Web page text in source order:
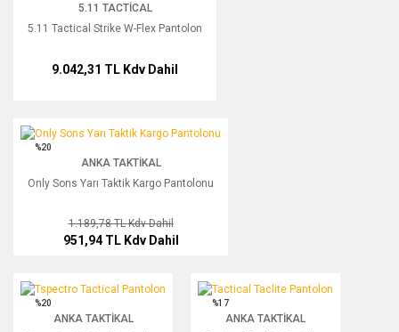
Yorum Yaz
5.11 TACTICAL
5.11 Tactical Strike W-Flex Pantolon
9.042,31 TL Kdv Dahil
Only Sons Yarı Taktik Kargo Pantolonu
%20
ANKA TAKTIKAL
Only Sons Yarı Taktik Kargo Pantolonu
1.189,78 TLKdv Dahil
951,94 TL Kdv Dahil
Tspectro Tactical Pantolon
%20
ANKA TAKTIKAL
Tactical Taclite Pantolon
%17
ANKA TAKTIKAL